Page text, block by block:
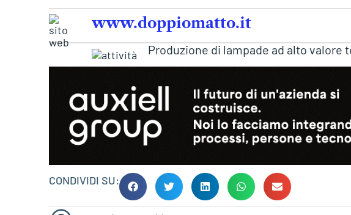
www.doppiomatto.it
Produzione di lampade ad alto valore
CONDIVIDI SU: